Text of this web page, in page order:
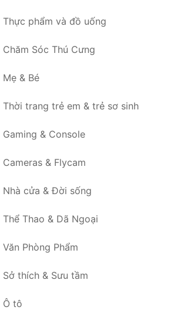
Thực phẩm và đồ uống
Chăm Sóc Thú Cưng
Mẹ & Bé
Thời trang trẻ em & trẻ sơ sinh
Gaming & Console
Cameras & Flycam
Nhà cửa & Đời sống
Thể Thao & Dã Ngoại
Văn Phòng Phẩm
Sở thích & Sưu tầm
Ô tô